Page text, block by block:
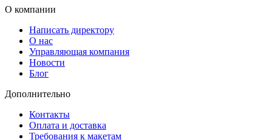
О компании
Написать директору
О нас
Управляющая компания
Новости
Блог
Дополнительно
Контакты
Оплата и доставка
Требования к макетам